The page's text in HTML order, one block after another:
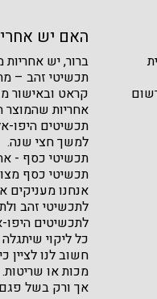
רשום
האם יש
ברור, יש
קראט ובאישור
אחריות שהמוצר
תכשיטים היפו-
למשך חצי שנה.
תכשיטי כסף -
תכשיטי כסף
אנחנו מעניקים
לתכשיטי זהב
לתכשיטים
כל ליקוי
חשוב לנו לציין
מכות או
אך ורק בשל